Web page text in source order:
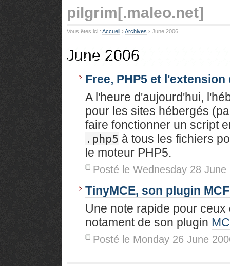
pilgrim[.maleo.net]
Vous êtes ici : Accueil › Archives › June 2006
June 2006
Free, PHP5 et
A l'heure d'aujourd'hui,
pour les sites hébergés
faire fonctionner un script
.php5 à tous les fichiers
le moteur PHP5.
Posté le Wednesday 28
TinyMCE, son plugin
Une note rapide pour
notament de son plugin
Posté le Monday 26 June